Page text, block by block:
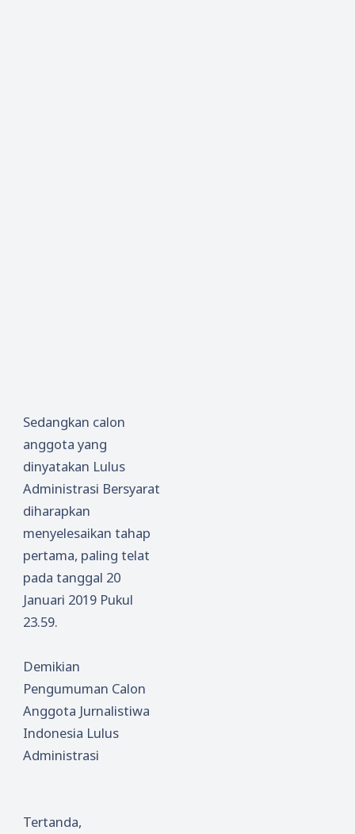
Sedangkan calon
anggota yang
dinyatakan Lulus
Administrasi Bersyarat
diharapkan
menyelesaikan tahap
pertama, paling telat
pada tanggal 20
Januari 2019 Pukul
23.59.
Demikian
Pengumuman Calon
Anggota Jurnalistiwa
Indonesia Lulus
Administrasi
Tertanda,